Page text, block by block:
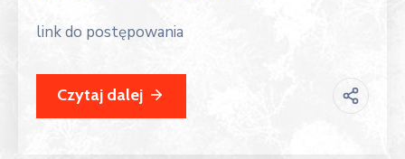
link do postępowania
Czytaj dalej